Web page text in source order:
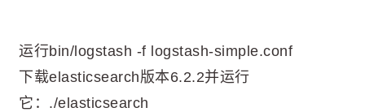
运行bin/logstash -f logstash-simple.conf
下载elasticsearch版本6.2.2并运行
它：./elasticsearch